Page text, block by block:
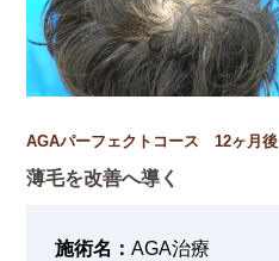
AGAパーフェクトコース 12ヶ月後
薄毛を改善へ導く
施術名：AGA治療